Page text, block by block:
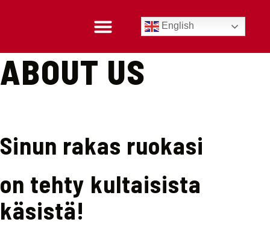
English
ABOUT US
Sinun rakas ruokasi
on tehty kultaisista
käsistä!